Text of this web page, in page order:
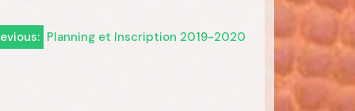
Planning et Inscription 2019-2020